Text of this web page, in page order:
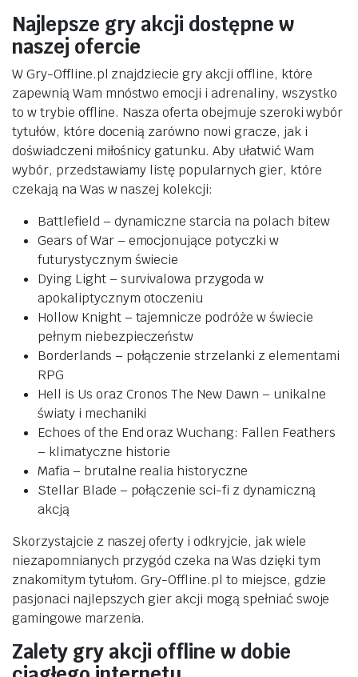
Najlepsze gry akcji dostępne w
naszej ofercie
W Gry-Offline.pl znajdziecie gry akcji offline, które
zapewnią Wam mnóstwo emocji i adrenaliny, wszystko
to w trybie offline. Nasza oferta obejmuje szeroki wybór
tytułów, które docenią zarówno nowi gracze, jak i
doświadczeni miłośnicy gatunku. Aby ułatwić Wam
wybór, przedstawiamy listę popularnych gier, które
czekają na Was w naszej kolekcji:
Battlefield – dynamiczne starcia na polach bitew
Gears of War – emocjonujące potyczki w
futurystycznym świecie
Dying Light – survivalowa przygoda w
apokaliptycznym otoczeniu
Hollow Knight – tajemnicze podróże w świecie
pełnym niebezpieczeństw
Borderlands – połączenie strzelanki z elementami
RPG
Hell is Us oraz Cronos The New Dawn – unikalne
światy i mechaniki
Echoes of the End oraz Wuchang: Fallen Feathers
– klimatyczne historie
Mafia – brutalne realia historyczne
Stellar Blade – połączenie sci-fi z dynamiczną
akcją
Skorzystajcie z naszej oferty i odkryjcie, jak wiele
niezapomnianych przygód czeka na Was dzięki tym
znakomitym tytułom. Gry-Offline.pl to miejsce, gdzie
pasjonaci najlepszych gier akcji mogą spełniać swoje
gamingowe marzenia.
Zalety gry akcji offline w dobie